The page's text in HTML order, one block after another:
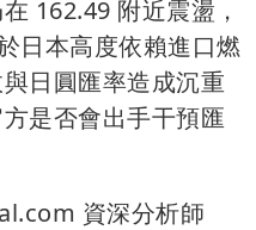
162.49 附近震盪，
日本高度依賴進口燃
日圓匯率造成沉重
是否會出手干預匯
資深分析師